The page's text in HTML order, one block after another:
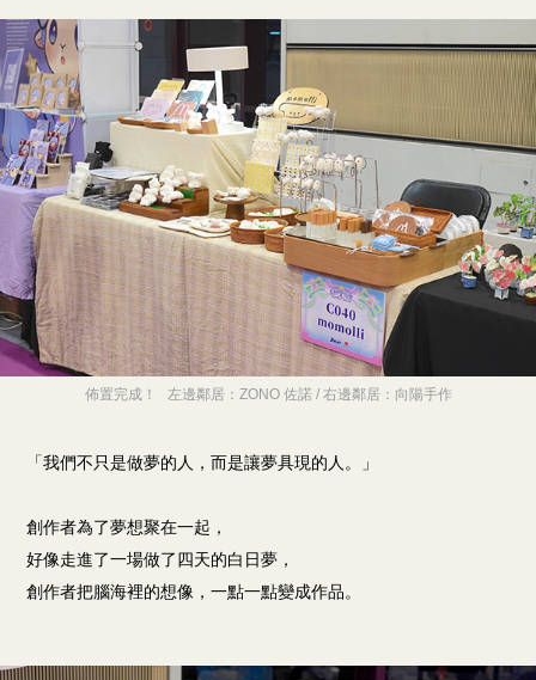
佈置完成！ 左邊鄰居：ZONO 佐諾 / 右邊鄰居：向陽手作
「我們不只是做夢的人，而是讓夢具現的人。」
創作者為了夢想聚在一起，
好像走進了一場做了四天的白日夢，
創作者把腦海裡的想像，一點一點變成作品。